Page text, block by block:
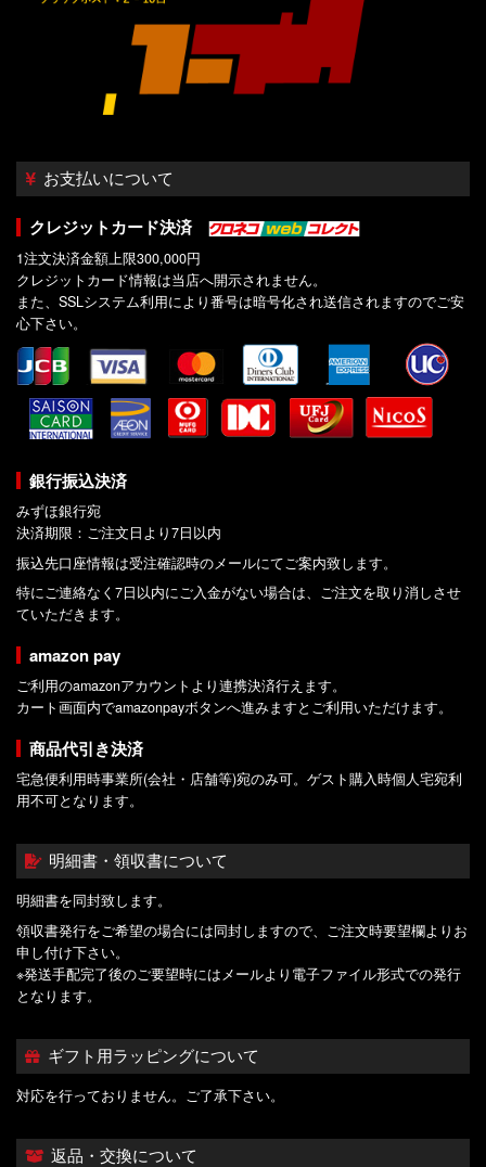
お支払いについて
クレジットカード決済
1注文決済金額上限300,000円
クレジットカード情報は当店へ開示されません。
また、SSLシステム利用により番号は暗号化され送信されますのでご安
心下さい。
銀行振込決済
みずほ銀行宛
決済期限：ご注文日より7日以内
振込先口座情報は受注確認時のメールにてご案内致します。
特にご連絡なく7日以内にご入金がない場合は、ご注文を取り消しさせ
ていただきます。
amazon pay
ご利用のamazonアカウントより連携決済行えます。
カート画面内でamazonpayボタンへ進みますとご利用いただけます。
商品代引き決済
宅急便利用時事業所(会社・店舗等)宛のみ可。ゲスト購入時個人宅宛利
用不可となります。
明細書・領収書について
明細書を同封致します。
領収書発行をご希望の場合には同封しますので、ご注文時要望欄よりお
申し付け下さい。
※発送手配完了後のご要望時にはメールより電子ファイル形式での発行
となります。
ギフト用ラッピングについて
対応を行っておりません。ご了承下さい。
返品・交換について